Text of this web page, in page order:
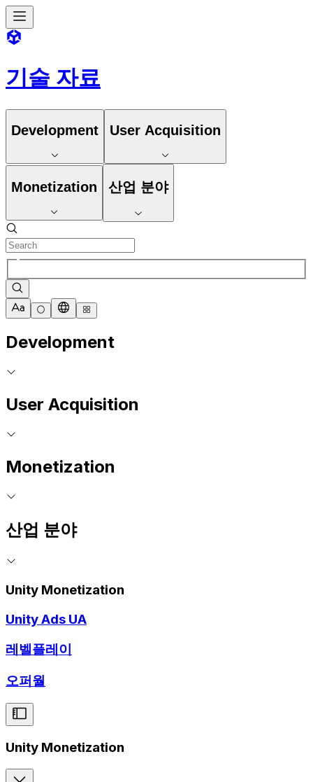
기술 자료
Development User Acquisition
Monetization 산업 분야
Development
User Acquisition
Monetization
산업 분야
Unity Monetization
Unity Ads UA
레벨플레이
오퍼월
Unity Monetization